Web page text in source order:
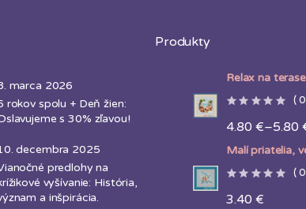
marca 2026
rokov spolu + Deň žien:
s 30% zľavou!
decembra 2025
predlohy na
vyšívanie: História,
a inšpirácia.
Produkty
Relax na
(0
4.80 €–5.80
Price
range:
4.80 €
through
Malí priatelia,
(0
3.40 €